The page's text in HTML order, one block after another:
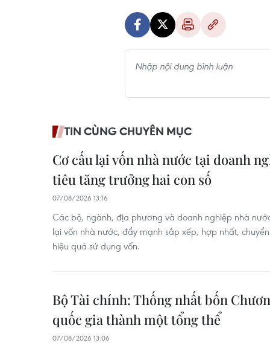
TIN CÙNG CHUYÊN MỤC
Cơ cấu lại vốn nhà nước tại doanh
tiêu tăng trưởng hai con số
07/08/2026 13:16
Các bộ, ngành, địa phương và doanh nghiệp nhà
lại vốn nhà nước, đẩy mạnh sắp xếp, hợp nhất,
hiệu quả sử dụng vốn.
Bộ Tài chính: Thống nhất bốn
quốc gia thành một tổng thể
07/08/2026 13:06